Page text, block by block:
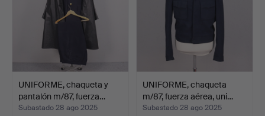
UNIFORME, chaqueta y
pantalón m/87, fuerza…
Subastado 28 ago 2025
UNIFORME, chaqueta
m/87, fuerza aérea, uni…
Subastado 28 ago 2025